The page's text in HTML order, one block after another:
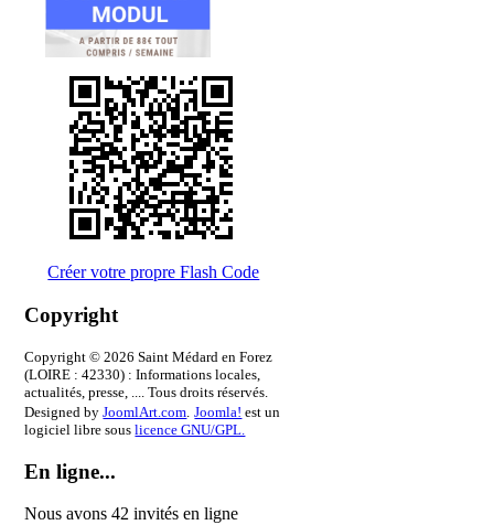
Créer votre propre Flash Code
Copyright
Copyright © 2026 Saint Médard en Forez
(LOIRE : 42330) : Informations locales,
actualités, presse, .... Tous droits réservés.
Designed byJoomlArt.com Joomla! est un
logiciel libre souslicence GNU/GPL.
En ligne...
Nous avons 42 invités en ligne